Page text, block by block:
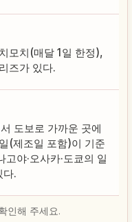
모치(매달 1일 한정),
즈가 있다.
도보로 가까운 곳에
(제조일 포함)이 기준
야·오사카·도쿄의 일
다.
인해 주세요.